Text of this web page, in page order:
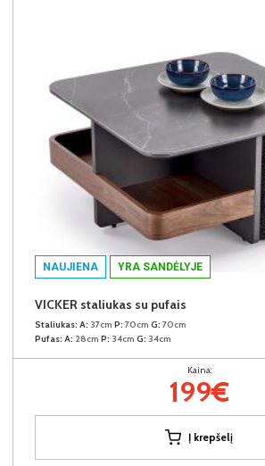
NAUJIENA YRA SANDĖLYJE
VICKER staliukas su pufais
Staliukas: A: 37cm P: 70cm G: 70cm
Pufas: A: 28cm P: 34cm G: 34cm
Kaina:
199€
Į krepšelį